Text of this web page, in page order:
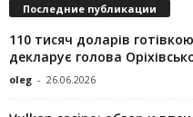
Последние публикации
110 тисяч доларів
декларує голова
oleg - 26.06.2026